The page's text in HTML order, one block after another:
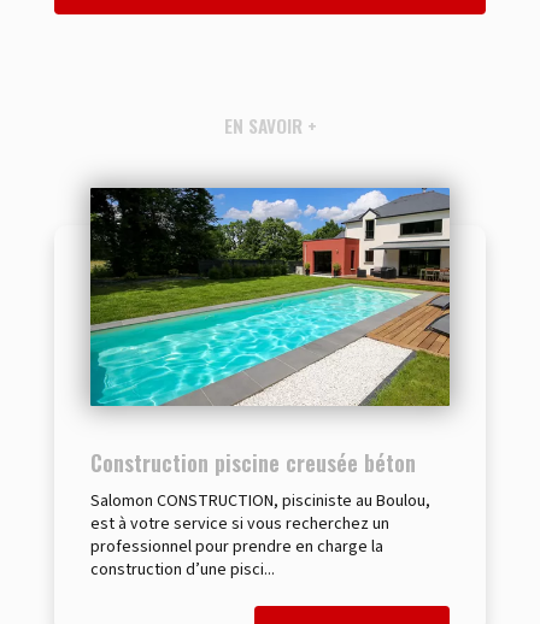
EN SAVOIR +
Construction piscine creusée béton
Salomon CONSTRUCTION, pisciniste au Boulou,
est à votre service si vous recherchez un
professionnel pour prendre en charge la
construction d’une pisci...